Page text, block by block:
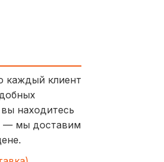
каждый клиент
находитесь
— мы доставим